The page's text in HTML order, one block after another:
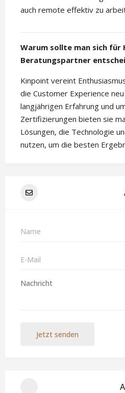
auch remote effektiv zu
Warum sollte man sich für
Beratungspartner
Kinpoint vereint
die Customer Experience
langjährigen Erfahrung und
Zertifizierungen bieten sie
Lösungen, die Technologie
nutzen, um die besten
Jetzt senden